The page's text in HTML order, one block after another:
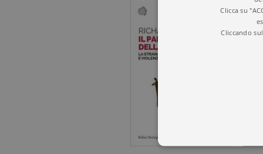
Clicca su
Cliccando